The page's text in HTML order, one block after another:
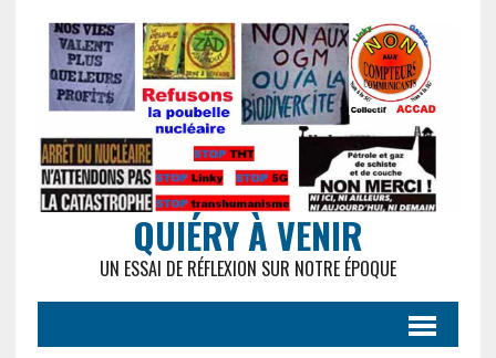
QUIÉRY À VENIR
UN ESSAI DE RÉFLEXION SUR NOTRE ÉPOQUE